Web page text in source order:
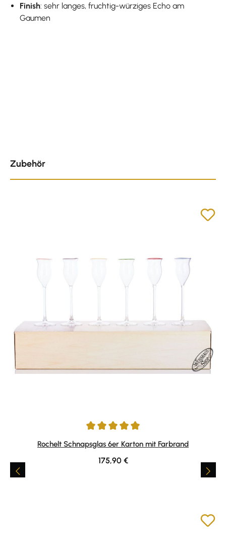
Finish: sehr langes, fruchtig-würziges Echo am
Gaumen
Zubehör
Durchschnittliche Bewertung von 5 von 5 Sternen
Rochelt Schnapsglas 6er Karton mit Farbrand
Regulärer Preis:
175,90 €